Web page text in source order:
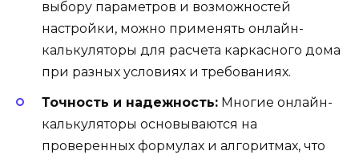
выбору параметров и возможностей
настройки, можно применять онлайн-
калькуляторы для расчета каркасного дома
при разных условиях и требованиях.
Точность и надежность: Многие онлайн-
калькуляторы основываются на
проверенных формулах и алгоритмах, что